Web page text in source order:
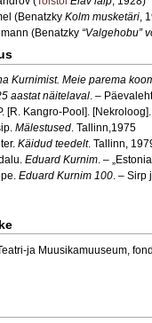
(Benatzky Kolm musketäri,
(Benatzky “Valgehobu”
Kurnimist. Meie parema
aastat näitelaval. –
[R. Kangro-Pool].
Mälestused. Tallinn,1975
Käidud teedelt. Tallinn,
Eduard Kurnim. –
Eduard Kurnim 100. – Sirp
ja Muusikamuuseum,